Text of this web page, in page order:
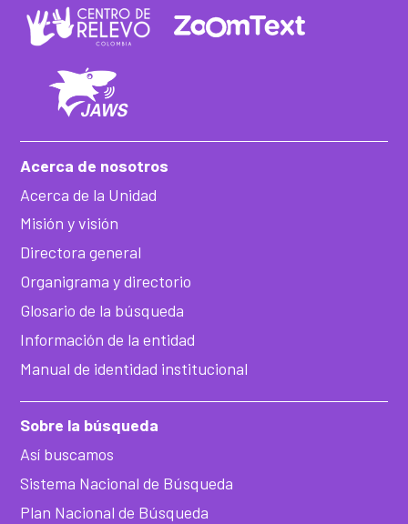
Acerca de nosotros
Acerca de la Unidad
Misión y visión
Directora general
Organigrama y directorio
Glosario de la búsqueda
Información de la entidad
Manual de identidad institucional
Sobre la búsqueda
Así buscamos
Sistema Nacional de Búsqueda
Plan Nacional de Búsqueda